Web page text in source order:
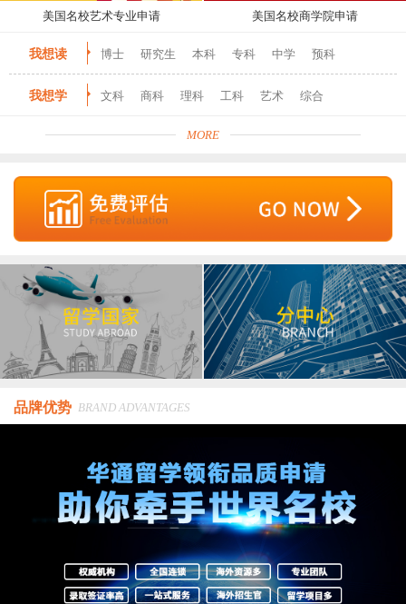
美国名校艺术专业申请 美国名校商学院申请
我想读 博士 研究生 本科 专科 中学 预科
我想学 文科 商科 理科 工科 艺术 综合
MORE
品牌优势 BRAND ADVANTAGES